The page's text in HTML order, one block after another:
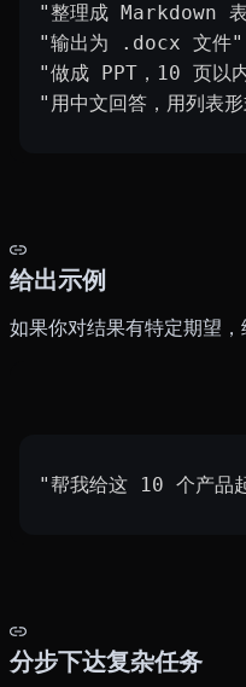
"整理成 Markdown
"输出为 .docx 文件"
"做成 PPT，10 页以
"用中文回答，用列表
给出示例
如果你对结果有特定期望，
"帮我给这 10 个产品
分步下达复杂任务